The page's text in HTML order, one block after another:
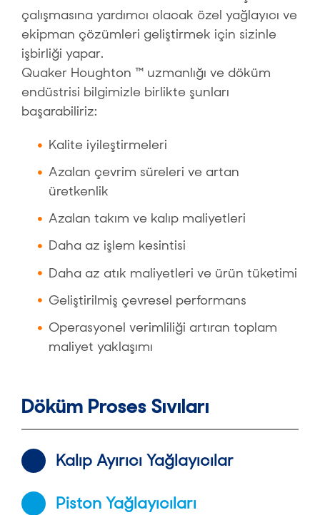
çalışmasına yardımcı olacak özel yağlayıcı ve
ekipman çözümleri geliştirmek için sizinle
işbirliği yapar.
Quaker Houghton ™ uzmanlığı ve döküm
endüstrisi bilgimizle birlikte şunları
başarabiliriz:
Kalite iyileştirmeleri
Azalan çevrim süreleri ve artan
üretkenlik
Azalan takım ve kalıp maliyetleri
Daha az işlem kesintisi
Daha az atık maliyetleri ve ürün tüketimi
Geliştirilmiş çevresel performans
Operasyonel verimliliği artıran toplam
maliyet yaklaşımı
Döküm Proses Sıvıları
Kalıp Ayırıcı Yağlayıcılar
Piston Yağlayıcıları